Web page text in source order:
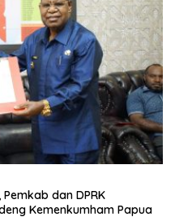
dan DPRK
Kemenkumham Papua